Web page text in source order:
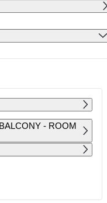
PÁ SO NE
1 2
- ROOM